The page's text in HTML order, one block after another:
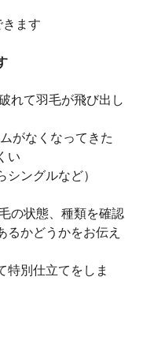
ます
れて羽毛が飛び出し
がなくなってきた
い
ングルなど）
の状態、種類を確認
るかどうかをお伝え
別仕立てをしま